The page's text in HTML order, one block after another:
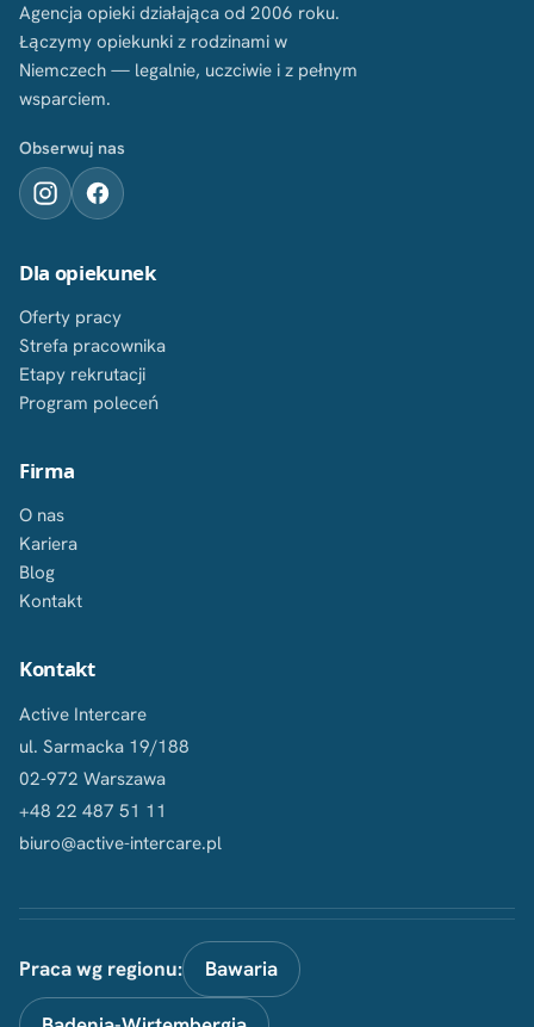
Agencja opieki działająca od 2006 roku.
Łączymy opiekunki z rodzinami w
Niemczech — legalnie, uczciwie i z pełnym
wsparciem.
Obserwuj nas
Dla opiekunek
Oferty pracy
Strefa pracownika
Etapy rekrutacji
Program poleceń
Firma
O nas
Kariera
Blog
Kontakt
Kontakt
Active Intercare
ul. Sarmacka 19/188
02-972 Warszawa
+48 22 487 51 11
biuro@active-intercare.pl
Praca wg regionu: Bawaria